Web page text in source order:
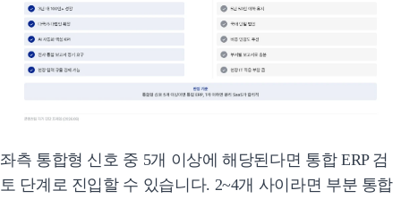
좌측 통합형 신호 중 5개 이상에 해당된다면 통합 ERP 검
토 단계로 진입할 수 있습니다. 2~4개 사이라면 부분 통합